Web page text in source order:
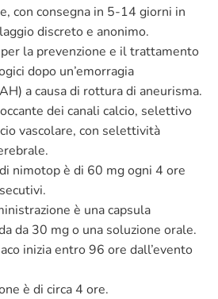
con consegna in 5-14 giorni in
discreto e anonimo.
la prevenzione e il trattamento
dopo un’emorragia
a causa di rottura di aneurisma.
dei canali calcio, selettivo
vascolare, con selettività
nimotop è di 60 mg ogni 4 ore
è una capsula
da 30 mg o una soluzione orale.
inizia entro 96 ore dall’evento
è di circa 4 ore.